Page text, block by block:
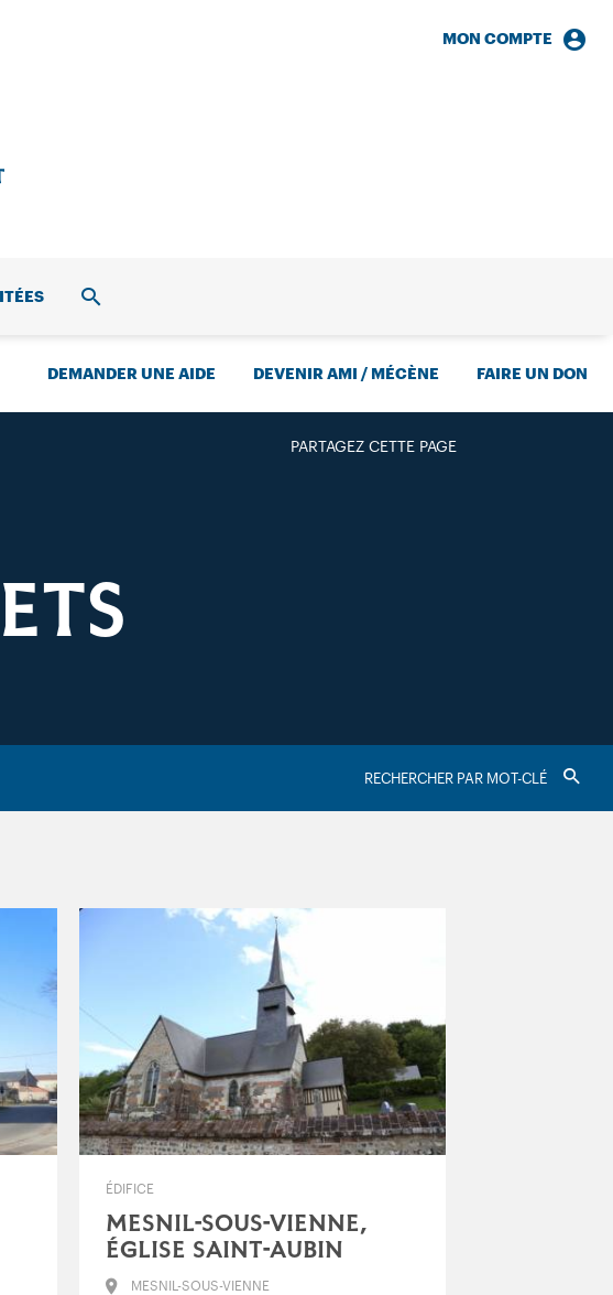
MON COMPTE
RECHERCHE
DEMANDER UNE AIDE DEVENIR AMI / MÉCÈNE FAIRE UN DON
PARTAGEZ CETTE PAGE
Valider
ÉDIFICE
MESNIL-SOUS-VIENNE,
ÉGLISE SAINT-AUBIN
MESNIL-SOUS-VIENNE